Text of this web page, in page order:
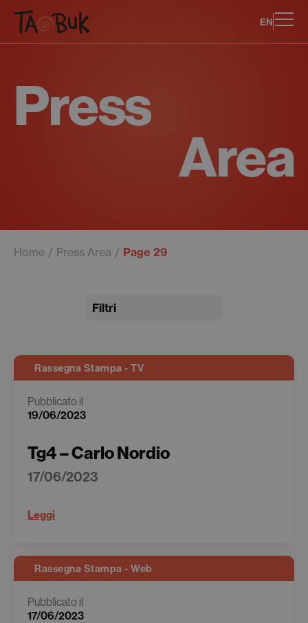
EN
Press
Area
Home Press Area Page 29
Filtri
Rassegna Stampa - TV
Pubblicato il
19/06/2023
Tg4 – Carlo Nordio
17/06/2023
Leggi
Rassegna Stampa - Web
Pubblicato il
17/06/2023